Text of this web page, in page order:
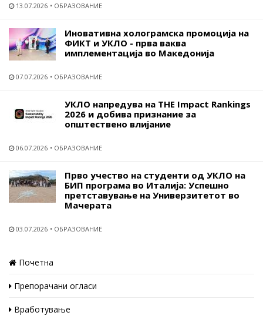
13.07.2026 ОБРАЗОВАНИЕ
Иновативна холограмска промоција на
ФИКТ и УКЛО - прва ваква
имплементација во Македонија
07.07.2026 ОБРАЗОВАНИЕ
УКЛО напредува на THE Impact Rankings
2026 и добива признание за
општествено влијание
06.07.2026 ОБРАЗОВАНИЕ
Прво учество на студенти од УКЛО на
БИП програма во Италија: Успешно
претставување на Универзитетот во
Мачерата
03.07.2026 ОБРАЗОВАНИЕ
Почетна
Препорачани огласи
Вработување